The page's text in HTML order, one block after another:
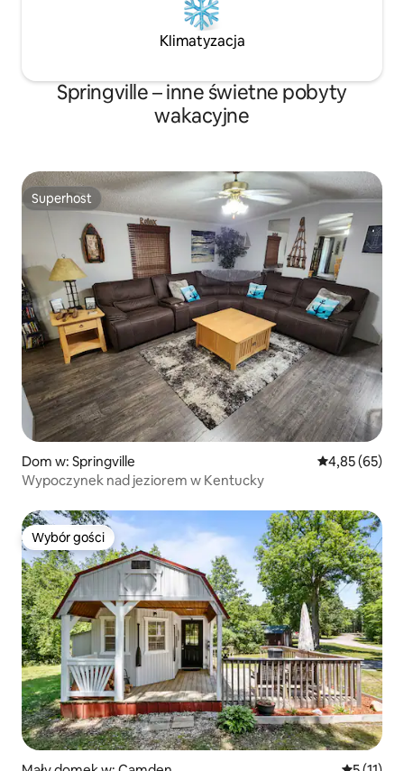
Klimatyzacja
Springville – inne świetne pobyty
wakacyjne
Superhost
Superhost
Dom w: Springville Średnia
4,85 (65)
Wypoczynek nad jeziorem w Kentucky
Wybór gości
Wybór gości